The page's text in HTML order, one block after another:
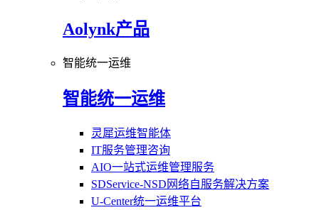
Aolynk产品
智能统一运维
智能统一运维
灵犀运维智能体
IT服务管理咨询
AIO一站式运维管理服务
SDService-NSD网络自服务解决方案
U-Center统一运维平台